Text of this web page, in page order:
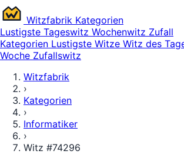
Witzfabrik Kategorien
Lustigste Tageswitz Wochenwitz Zufall
Kategorien Lustigste Witze Witz des
Woche Zufallswitz
Witzfabrik
›
Kategorien
›
Informatiker
›
Witz #74296